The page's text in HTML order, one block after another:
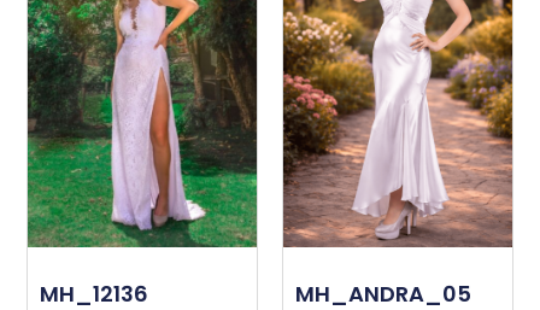
MH_12136 MH_ANDRA_05